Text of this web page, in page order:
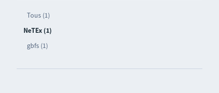
Tous (1)
NeTEx (1)
gbfs (1)